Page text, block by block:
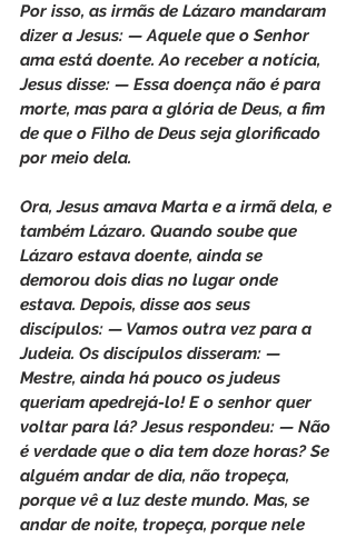
Por isso, as irmãs de Lázaro mandaram
dizer a Jesus: — Aquele que o Senhor
ama está doente. Ao receber a notícia,
Jesus disse: — Essa doença não é para
morte, mas para a glória de Deus, a fim
de que o Filho de Deus seja glorificado
por meio dela.
Ora, Jesus amava Marta e a irmã dela, e
também Lázaro. Quando soube que
Lázaro estava doente, ainda se
demorou dois dias no lugar onde
estava. Depois, disse aos seus
discípulos: — Vamos outra vez para a
Judeia. Os discípulos disseram: —
Mestre, ainda há pouco os judeus
queriam apedrejá-lo! E o senhor quer
voltar para lá? Jesus respondeu: — Não
é verdade que o dia tem doze horas? Se
alguém andar de dia, não tropeça,
porque vê a luz deste mundo. Mas, se
andar de noite, tropeça, porque nele